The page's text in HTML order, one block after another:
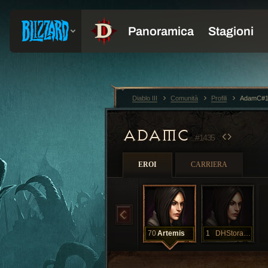
ADAMC #1435
EROI CARRIERA
70Artemis 1 DHStorage
Diablo III Comunità Profili